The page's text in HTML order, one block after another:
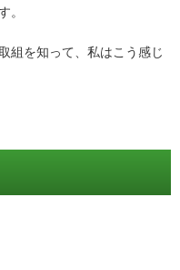
。
組を知って、私はこう感じ